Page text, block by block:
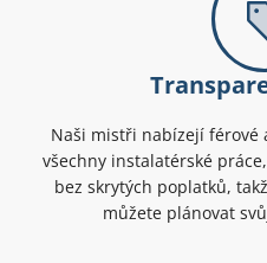
Naši mistři nabízejí férové
všechny instalatérské
bez skrytých poplatků,
můžete plánovat